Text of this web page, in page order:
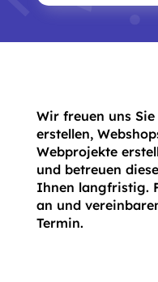
Wir freuen uns
erstellen,
Webprojekte
und betreuen
Ihnen langfristig.
an und
Termin.